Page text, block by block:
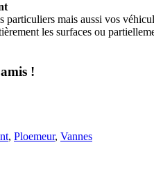
mais aussi vos
les surfaces ou
!
, Ploemeur, Vannes